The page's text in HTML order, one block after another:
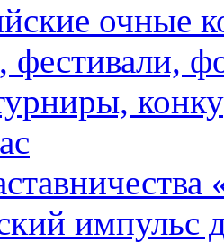
очные
импульс